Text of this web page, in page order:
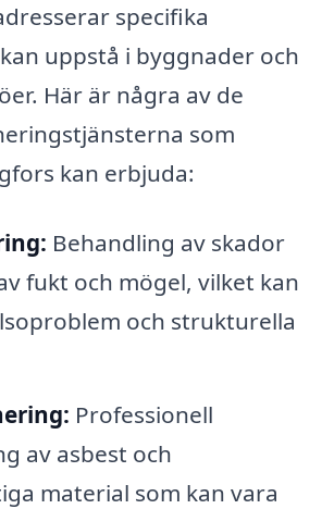
specifika
uppstå i byggnader och
Här är några av de
som
kan erbjuda:
Behandling av skador
fukt och mögel, vilket kan
och strukturella
Professionell
av asbest och
material som kan vara